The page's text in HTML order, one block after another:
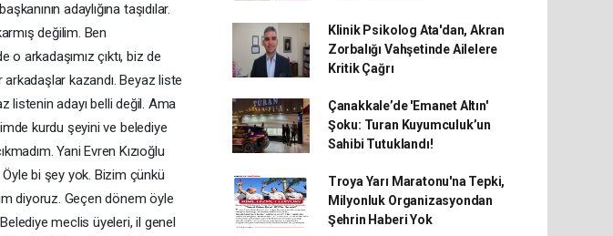
adaylığına taşıdılar.
değilim. Ben
arkadaşımız çıktı, biz de
kazandı. Beyaz liste
listenin adayı belli değil. Ama
kurdu şeyini ve belediye
Yani Evren Kızıoğlu
Öyle bi şey yok. Bizim çünkü
diyoruz. Geçen dönem öyle
meclis üyeleri, il genel
Klinik Psikolog Ata'dan, Akran
Zorbalığı Vahşetinde Ailelere
Kritik Çağrı
Çanakkale’de 'Emanet Altın'
Şoku: Turan Kuyumculuk’un
Sahibi Tutuklandı!
Troya Yarı Maratonu'na Tepki,
Milyonluk Organizasyondan
Şehrin Haberi Yok